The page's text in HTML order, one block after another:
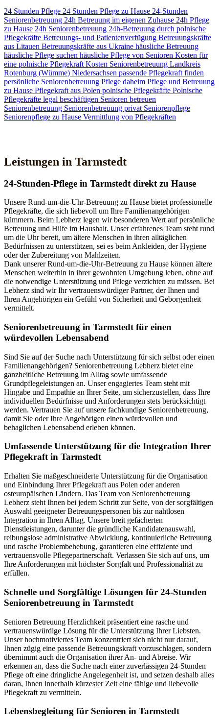
24 Stunden Pflege 24 Stunden Pflege zu Hause 24-Stunden
Seniorenbetreuung 24h Betreuung im eigenen Zuhause 24h Pflege
zu Hause 24h Seniorenbetreuung 24h-Betreuung durch polnische
Pflegekräfte Betreuungs- und Patientenverfügung Betreuungskräfte
aus Litauen Betreuungskräfte aus Ukraine häusliche Betreuung
häusliche Pflege suchen häusliche Pflege von Senioren Kosten für
eine polnische Pflegekraft Kosten Seniorenbetreuung Landkreis
Rotenburg (Wümme) Niedersachsen passende Pflegekraft finden
persönliche Seniorenbetreuung Pflege daheim Pflege und Betreuung
zu Hause Pflegekraft aus Polen polnische Pflegekräfte Polnische
Pflegekräfte legal beschäftigen Senioren betreuen
Seniorenbetreuung Seniorenbetreuung privat Seniorenpflege
Seniorenpflege zu Hause Vermittlung von Pflegekräften
Leistungen in Tarmstedt
24-Stunden-Pflege in Tarmstedt direkt zu Hause
Unsere Rund-um-die-Uhr-Betreuung zu Hause bietet professionelle
Pflegekräfte, die sich liebevoll um Ihre Familienangehörigen
kümmern. Beim Lebherz legen wir besonderen Wert auf persönliche
Betreuung und Hilfe im Haushalt. Unser erfahrenes Team steht rund
um die Uhr bereit, um ältere Menschen in ihren alltäglichen
Bedürfnissen zu unterstützen, sei es beim Ankleiden, der Hygiene
oder der Zubereitung von Mahlzeiten.
Dank unserer Rund-um-die-Uhr-Betreuung zu Hause können ältere
Menschen weiterhin in ihrer gewohnten Umgebung leben, ohne auf
die notwendige Unterstützung und Pflege verzichten zu müssen. Bei
Lebherz sind wir Ihr vertrauenswürdiger Partner, der Ihnen und
Ihren Angehörigen ein Gefühl von Sicherheit und Geborgenheit
vermittelt.
Senioren­betreuung in Tarmstedt für einen
würdevollen Lebensabend
Sind Sie auf der Suche nach Unterstützung für sich selbst oder einen
Familienangehörigen? Seniorenbetreuung Lebherz bietet eine
ganzheitliche Betreuung im Alltag sowie umfassende
Grundpflegeleistungen an. Unser engagiertes Team steht mit
Hingabe und Empathie an Ihrer Seite, um sicherzustellen, dass Ihre
individuellen Bedürfnisse und Anforderungen stets berücksichtigt
werden. Vertrauen Sie auf unsere fachkundige Seniorenbetreuung,
damit Sie oder Ihre Angehörigen einen würdevollen und
behaglichen Lebensabend erleben können.
Umfassende Unterstützung für die Integration Ihrer
Pflegekraft in Tarmstedt
Erhalten Sie maßgeschneiderte Unterstützung für die Organisation
und Einbindung Ihrer Pflegekraft aus Polen oder anderen
osteuropäischen Ländern. Das Team von Seniorenbetreuung
Lebherz steht Ihnen bei jedem Schritt zur Seite, von der sorgfältigen
Auswahl geeigneter Betreuungspersonen bis zur nahtlosen
Integration in Ihren Alltag. Unsere breit gefächerten
Dienstleistungen, darunter die gründliche Kandidatenauswahl,
reibungslose administrative Abwicklung, kontinuierliche Betreuung
und rasche Problembehebung, garantieren eine effiziente und
vertrauensvolle Pflegepartnerschaft. Verlassen Sie sich auf uns, um
Ihre Anforderungen mit höchster Sorgfalt und Professionalität zu
erfüllen.
Schnelle und Sorgfältige Lösungen für 24-Stunden
Seniorenbetreuung in Tarmstedt
Senioren Betreuung Herzlichkeit präsentiert eine rasche und
vertrauenswürdige Lösung für die Unterstützung Ihrer Liebsten.
Unser hochmotiviertes Team konzentriert sich nicht nur darauf,
Ihnen zügig eine passende Betreuungskraft vorzuschlagen, sondern
übernimmt auch die Organisation ihrer An- und Abreise. Wir
erkennen an, dass die Suche nach einer zuverlässigen 24-Stunden
Pflege oft eine dringliche Angelegenheit ist, und setzen deshalb alles
daran, Ihnen innerhalb kürzester Zeit eine fähige und liebevolle
Pflegekraft zu vermitteln.
Lebensbegleitung für Senioren in Tarmstedt